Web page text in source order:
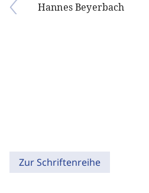
Hannes Beyerbach
Zur Schriftenreihe